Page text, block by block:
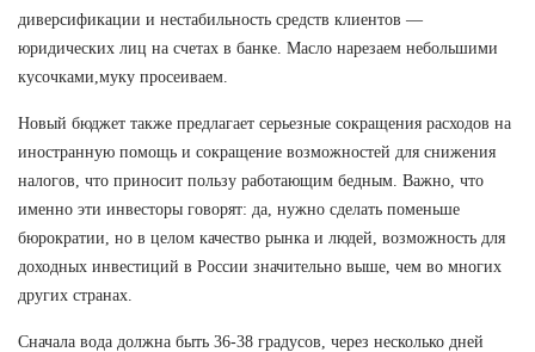
диверсификации и нестабильность средств клиентов —
юридических лиц на счетах в банке. Масло нарезаем небольшими
кусочками,муку просеиваем.
Новый бюджет также предлагает серьезные сокращения расходов на
иностранную помощь и сокращение возможностей для снижения
налогов, что приносит пользу работающим бедным. Важно, что
именно эти инвесторы говорят: да, нужно сделать поменьше
бюрократии, но в целом качество рынка и людей, возможность для
доходных инвестиций в России значительно выше, чем во многих
других странах.
Сначала вода должна быть 36-38 градусов, через несколько дней